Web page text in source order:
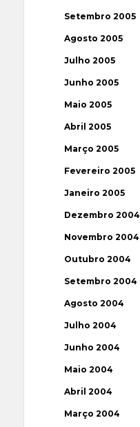
Setembro 2005
Agosto 2005
Julho 2005
Junho 2005
Maio 2005
Abril 2005
Março 2005
Fevereiro 2005
Janeiro 2005
Dezembro 2004
Novembro 2004
Outubro 2004
Setembro 2004
Agosto 2004
Julho 2004
Junho 2004
Maio 2004
Abril 2004
Março 2004